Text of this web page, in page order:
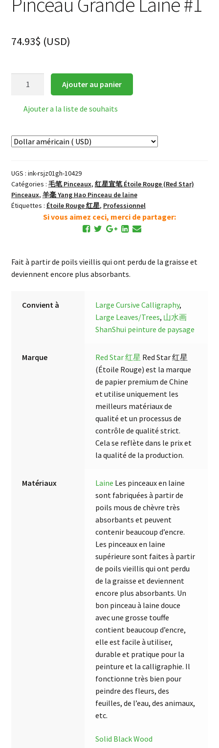
74.93$ (USD)
抓
JingZhua
YangHao
Pinceau
Ajouter au panier
Ajouter a la liste de souhaits
UGS : ink-rsjz01gh-10429
Catégories : 毛笔 Pinceaux, 红星宣笔 Étoile Rouge (Red Star)
Pinceaux, 羊毫 Yang Hao Pinceau de laine
Étiquettes : Étoile Rouge 红星, Professionnel
Si vous aimez ceci, merci de partager:
Fait à partir de poils vieillis qui ont perdu de la graisse et
deviennent encore plus absorbants.
Convient à Large Cursive Calligraphy,
Large Leaves/Trees, 山水画
ShanShui peinture de paysage
Marque Red Star 红星 Red Star 红星
(Étoile Rouge) est la marque
de papier premium de Chine
et utilise uniquement les
meilleurs matériaux de
qualité et un processus de
contrôle de qualité strict.
Cela se reflète dans le prix et
la qualité de la production.
Matériaux Laine Les pinceaux en laine
sont fabriquées à partir de
poils mous de chèvre très
absorbants et peuvent
contenir beaucoup d’encre.
Les pinceaux en laine
supérieure sont faites à partir
de poils vieillis qui ont perdu
de la graisse et deviennent
encore plus absorbants. Un
bon pinceau à laine douce
avec une grosse touffe
contient beaucoup d’encre,
elle est facile à utiliser,
durable et pratique pour la
peinture et la calligraphie. Il
fonctionne très bien pour
peindre des fleurs, des
feuilles, de l’eau, des animaux,
etc.
Solid Black Wood